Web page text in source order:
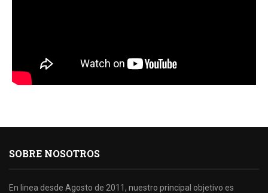
SOBRE NOSOTROS
En linea desde Agosto de 2011, nuestro principal objetivo es